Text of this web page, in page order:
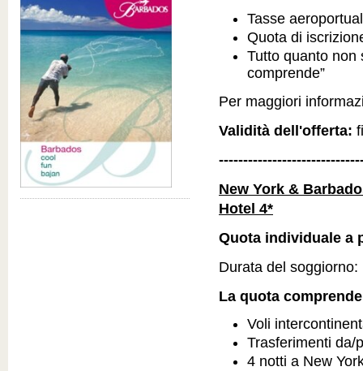
Tasse
Quota di
Tutto quanto non
comprende”
Per maggiori
Validità dell'offerta:
New York &
Hotel 4*
Quota individuale a
Durata del
La quota
Voli
Trasferimenti da/
4 notti a New